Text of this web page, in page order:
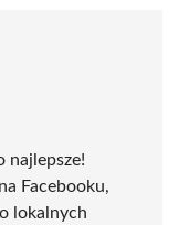
najlepsze!
Facebooku,
lokalnych